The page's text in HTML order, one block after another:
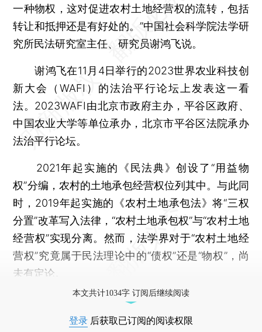
一种物权，这对促进农村土地经营权的流转，包括
转让和抵押还是有好处的。”中国社会科学院法学研
究所民法研究室主任、研究员谢鸿飞说。
谢鸿飞在11月4日举行的2023世界农业科技创
新大会（WAFI）的法治平行论坛上发表这一看
法。2023WAFI由北京市政府主办，平谷区政府、
中国农业大学等单位承办，北京市平谷区法院承办
法治平行论坛。
2021年起实施的《民法典》创设了“用益物
权”分编，农村的土地承包经营权位列其中。与此同
时，2019年起实施的《农村土地承包法》将“三权
分置”改革写入法律，“农村土地承包权”与“农村土地
经营权”实现分离。然而，法学界对于“农村土地经
营权”究竟属于民法理论中的“债权”还是“物权”，尚
未有定论。
本文共计1034字 订阅后继续阅读
登录 后获取已订阅的阅读权限